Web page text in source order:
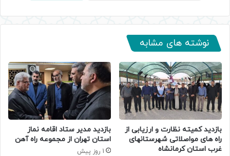
نوشته های مشابه
بازدید کمیته نظارت و ارزیابی از
راه های مواصلاتی شهرستانهای
غرب استان کرمانشاه
بازدید مدیر ستاد اقامه نماز
استان تهران از مجموعه راه آهن
1 روز پیش